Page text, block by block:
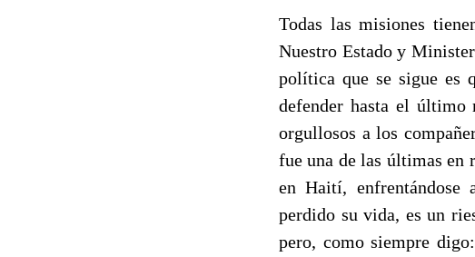
Todas las misiones
Nuestro Estado y
política que se sigue es
defender hasta el último
orgullosos a los
fue una de las últimas en
en Haití, enfrentándose
perdido su vida, es un
pero, como siempre